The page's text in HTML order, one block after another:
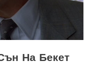
На Бекет